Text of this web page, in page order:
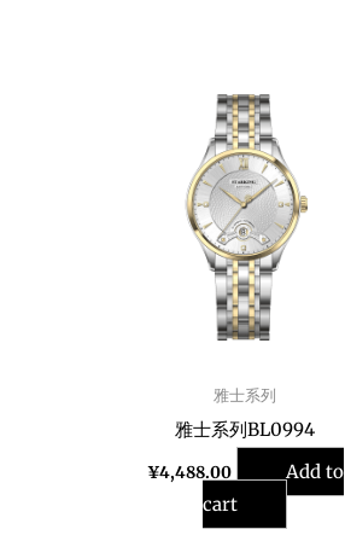
雅士系列
雅士系列BL0994
¥4,488.00
Add to
cart